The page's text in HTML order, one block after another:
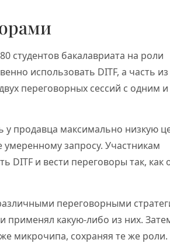
студентов бакалавриата на роли
использовать DITF, а часть
переговорных сессий с одним
продавца максимально низкую
умеренному запросу. Участникам
DITF и вести переговоры так, как
переговорными
применял какую-либо из них.
микрочипа, сохраняя те же роли.